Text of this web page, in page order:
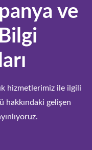
ve
hizmetlerimiz ile ilgili
hakkındaki gelişen